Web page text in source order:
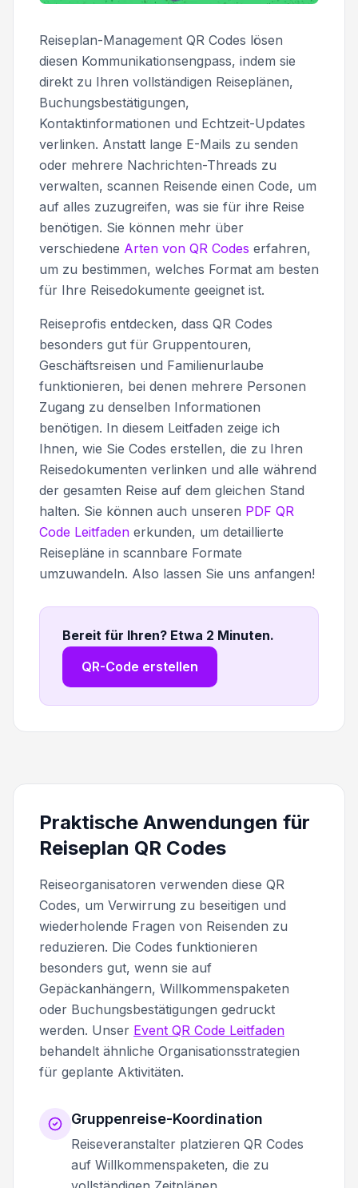
Reiseplan-Management QR Codes lösen
diesen Kommunikationsengpass, indem sie
direkt zu Ihren vollständigen Reiseplänen,
Buchungsbestätigungen,
Kontaktinformationen und Echtzeit-Updates
verlinken. Anstatt lange E-Mails zu senden
oder mehrere Nachrichten-Threads zu
verwalten, scannen Reisende einen Code, um
auf alles zuzugreifen, was sie für ihre Reise
benötigen. Sie können mehr über
verschiedene Arten von QR Codes erfahren,
um zu bestimmen, welches Format am besten
für Ihre Reisedokumente geeignet ist.
Reiseprofis entdecken, dass QR Codes
besonders gut für Gruppentouren,
Geschäftsreisen und Familienurlaube
funktionieren, bei denen mehrere Personen
Zugang zu denselben Informationen
benötigen. In diesem Leitfaden zeige ich
Ihnen, wie Sie Codes erstellen, die zu Ihren
Reisedokumenten verlinken und alle während
der gesamten Reise auf dem gleichen Stand
halten. Sie können auch unseren PDF QR
Code Leitfaden erkunden, um detaillierte
Reisepläne in scannbare Formate
umzuwandeln. Also lassen Sie uns anfangen!
Bereit für Ihren? Etwa 2 Minuten.
QR-Code erstellen
Praktische Anwendungen für
Reiseplan QR Codes
Reiseorganisatoren verwenden diese QR
Codes, um Verwirrung zu beseitigen und
wiederholende Fragen von Reisenden zu
reduzieren. Die Codes funktionieren
besonders gut, wenn sie auf
Gepäckanhängern, Willkommenspaketen
oder Buchungsbestätigungen gedruckt
werden. Unser Event QR Code Leitfaden
behandelt ähnliche Organisationsstrategien
für geplante Aktivitäten.
Gruppenreise-Koordination
Reiseveranstalter platzieren QR Codes
auf Willkommenspaketen, die zu